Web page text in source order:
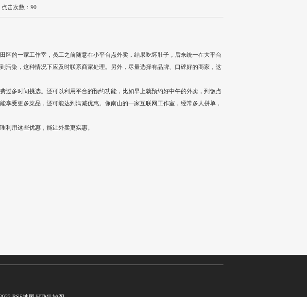
击次数：90
的一家工作室，员工之前随意在小平台点外卖，结果吃坏肚子，后来统一在大平台
染，这种情况下应及时联系商家处理。另外，尽量选择有品牌、口碑好的商家，这
多时间挑选。还可以利用平台的预约功能，比如早上就预约好中午的外卖，到饭点
受更多菜品，还可能达到满减优惠。像南山的一家互联网工作室，经常多人拼单，
利用这些优惠，能让外卖更实惠。